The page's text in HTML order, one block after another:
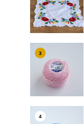
3
4